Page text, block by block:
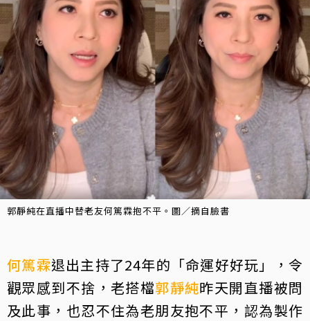
郭靜純在直播中替老友何篤霖抱不平。圖／摘自臉書
何篤霖退出主持了24年的「命運好好玩」，令
觀眾感到不捨，老搭檔郭靜純昨天開直播被問
及此事，也忍不住為老朋友抱不平，認為製作